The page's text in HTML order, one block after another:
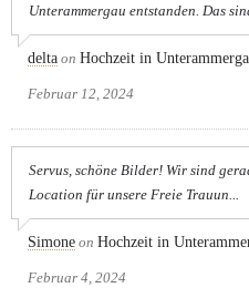
Unterammergau entstanden. Das
delta on Hochzeit in
Februar 12, 2024
Servus, schöne Bilder! Wir sind
Location für unsere Freie Trauun...
Simone on Hochzeit in
Februar 4, 2024